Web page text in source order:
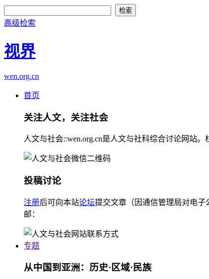
高级检索
视界
wen.org.cn
首页
关注人文，关注社会
人文与社会::wen.org.cn是人文与社科综合讨论网站
投稿讨论
注册后可向本站论坛提交文章（因通信管理局对电
邮：
专题
从中国到亚洲：历史·区域·民族